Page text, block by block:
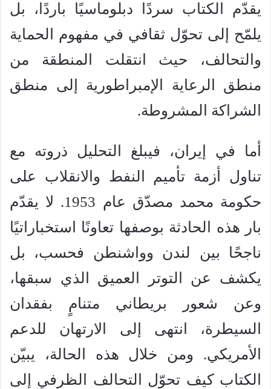
يقدّم الكتاب سردًا دبلوماسيًا باردًا، بل
يلمّح إلى تحوّل ثقافي في مفهوم الحماية
والتحالف، حيث انتقلت المنطقة من
منطق الرعاية الإمبراطورية إلى منطق
الشراكة المشروطة.
أما في إيران، فيبلغ التحليل ذروته مع
تناول أزمة تأميم النفط والانقلاب على
حكومة محمد مصدّق عام 1953. لا يقدّم
بار هذه الحادثة بوصفها تعاونًا استخباراتيًا
ناجحًا بين لندن وواشنطن فحسب، بل
يكشف عن التوتر العميق الذي سبقها،
وعن شعور بريطاني متنامٍ بفقدان
السيطرة، انتهى إلى الارتهان للدعم
الأمريكي. ومن خلال هذه الحالة، يبيّن
الكتاب كيف تحوّل التحالف الظرفي إلى